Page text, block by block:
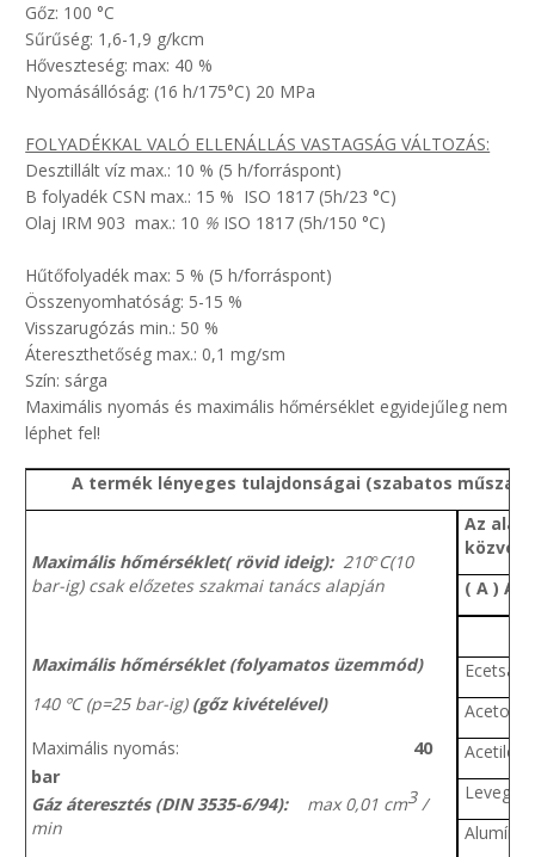
Gőz: 100 °C
Sűrűség: 1,6-1,9 g/kcm
Hőveszteség: max: 40 %
Nyomásállóság: (16 h/175°C) 20 MPa
FOLYADÉKKAL VALÓ ELLENÁLLÁS VASTAGSÁG VÁLTOZÁS:
Desztillált víz max.: 10 % (5 h/forráspont)
B folyadék CSN max.: 15 % ISO 1817 (5h/23 °C)
Olaj IRM 903 max.: 10 % ISO 1817 (5h/150 °C)
Hűtőfolyadék max: 5 % (5 h/forráspont)
Összenyomhatóság: 5-15 %
Visszarugózás min.: 50 %
Átereszthetőség max.: 0,1 mg/sm
Szín: sárga
Maximális nyomás és maximális hőmérséklet egyidejűleg nem
léphet fel!
A termék lényeges tulajdonságai (szabatos
Maximális hőmérséklet( rövid ideig):210°C(10
bar-ig) csak előzetes szakmai tanács alapján
Maximális hőmérséklet (folyamatos üzemmód)
140 ºC (p=25 bar-ig) (gőz kivételével)
Maximális nyomás: 40
bar
Gáz áteresztés (DIN 3535-6/94):max 0,01 cm3/
min
Az
( A )
Ecetsav
Aceton
Acetilén
Levegő